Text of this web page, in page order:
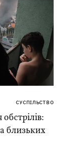
СУСПІЛЬСТВО
близьких